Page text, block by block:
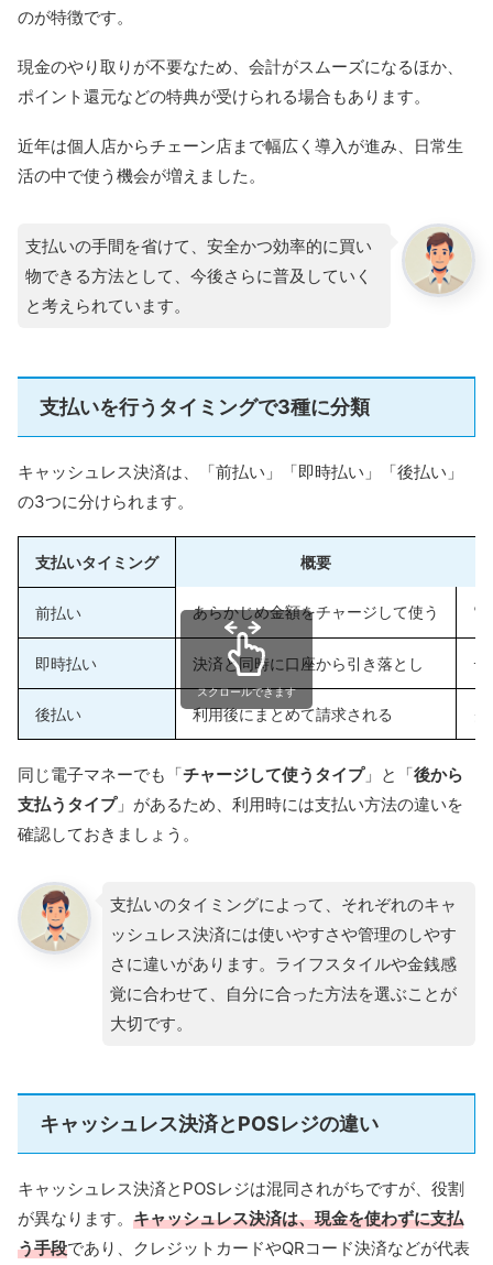
のが特徴です。
現金のやり取りが不要なため、会計がスムーズになるほか、
ポイント還元などの特典が受けられる場合もあります。
近年は個人店からチェーン店まで幅広く導入が進み、日常生
活の中で使う機会が増えました。
支払いの手間を省けて、安全かつ効率的に買い
物できる方法として、今後さらに普及していく
と考えられています。
支払いを行うタイミングで3種に分類
キャッシュレス決済は、「前払い」「即時払い」「後払い」
の3つに分けられます。
支払いタイミング 概要
前払い あらかじめ金額をチャージして使う 電
即時払い 決済と同時に口座から引き落とし デ
後払い 利用後にまとめて請求される ク
スクロールできます
同じ電子マネーでも「チャージして使うタイプ」と「後から
支払うタイプ」があるため、利用時には支払い方法の違いを
確認しておきましょう。
支払いのタイミングによって、それぞれのキャ
ッシュレス決済には使いやすさや管理のしやす
さに違いがあります。ライフスタイルや金銭感
覚に合わせて、自分に合った方法を選ぶことが
大切です。
キャッシュレス決済とPOSレジの違い
キャッシュレス決済とPOSレジは混同されがちですが、役割
が異なります。 キャッシュレス決済は、現金を使わずに支払
う手段であり、クレジットカードやQRコード決済などが代表